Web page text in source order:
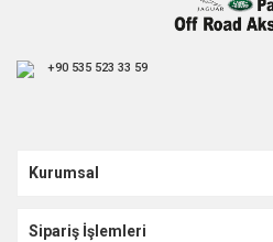
+90 535 523 33 59
Kurumsal
Sipariş İşlemleri